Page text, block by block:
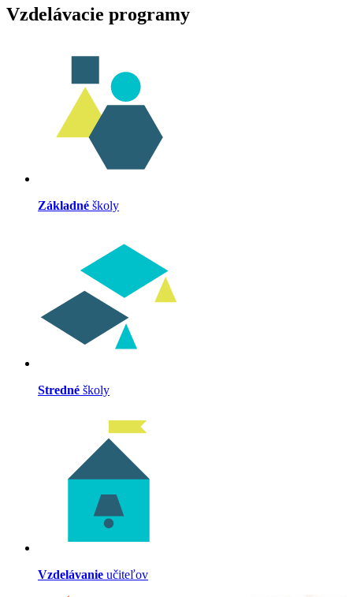
Vzdelávacie programy
Základné školy
Stredné školy
Vzdelávanie učiteľov